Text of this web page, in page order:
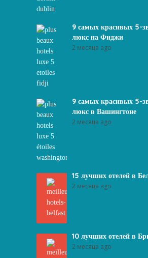
9 самых красивых 5-
люкс на Фиджи
2 месяца ago
9 самых красивых 5-
люкс в Вашингтоне
2 месяца ago
15 лучших отелей в
2 месяца ago
10 лучших отелей в
2 месяца ago